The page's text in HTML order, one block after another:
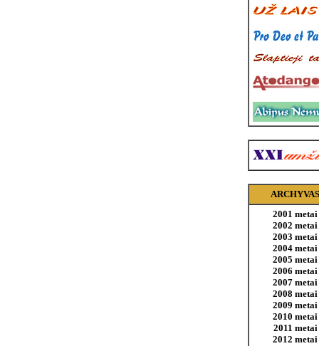
ARCHYVAS
2001 metai
2002 metai
2003 metai
2004 metai
2005 metai
2006 metai
2007 metai
2008 metai
2009 metai
2010 metai
2011 metai
2012 metai